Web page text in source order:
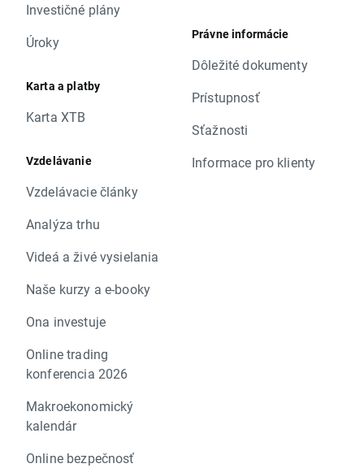
Investičné plány
Úroky
Karta a platby
Karta XTB
Vzdelávanie
Vzdelávacie články
Analýza trhu
Videá a živé vysielania
Naše kurzy a e-booky
Ona investuje
Online trading
konferencia 2026
Makroekonomický
kalendár
Online bezpečnosť
Právne informácie
Dôležité dokumenty
Prístupnosť
Sťažnosti
Informace pro klienty